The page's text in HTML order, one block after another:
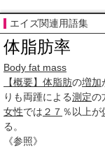
エイズ関連用語集
体脂肪率
Body fat mass
【概要】 体脂肪の増加
りも両踵による測定の
女性では ２７ ％以上が
る。
《参照》